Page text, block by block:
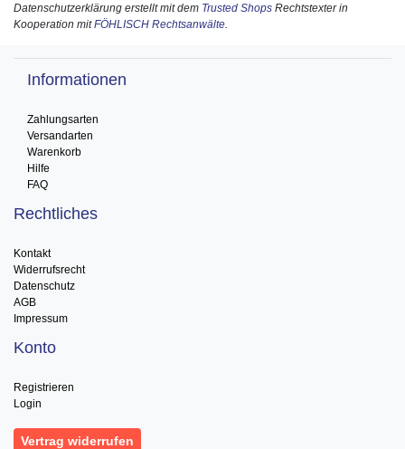
Datenschutzerklärung erstellt mit dem Trusted Shops Rechtstexter in
Kooperation mitFÖHLISCH Rechtsanwälte.
Informationen
Zahlungsarten
Versandarten
Warenkorb
Hilfe
FAQ
Rechtliches
Kontakt
Widerrufsrecht
Datenschutz
AGB
Impressum
Konto
Registrieren
Login
Vertrag widerrufen